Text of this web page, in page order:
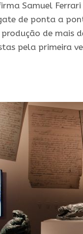
Samuel
de ponta a
de mais
pela primeira